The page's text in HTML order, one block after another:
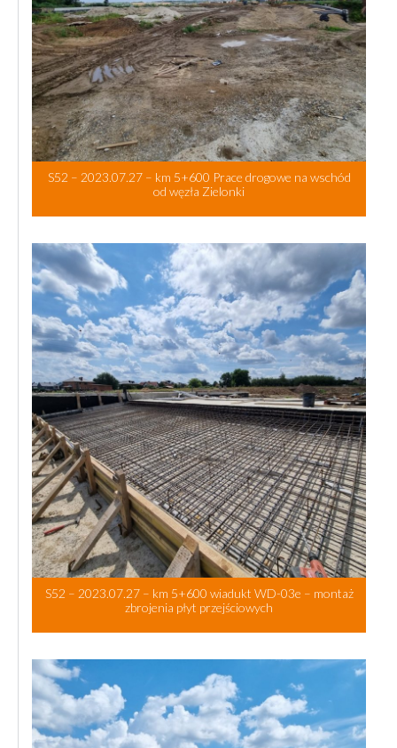
S52 – 2023.07.27 – km 5+600 Prace drogowe na wschód
od węzła Zielonki
S52 – 2023.07.27 – km 5+600 wiadukt WD-03e – montaż
zbrojenia płyt przejściowych